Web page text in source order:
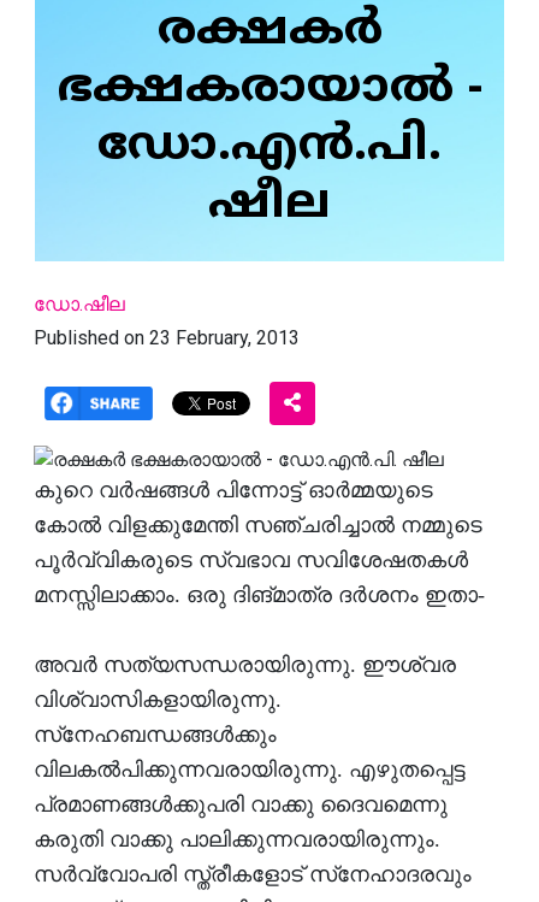
രക്ഷകര്‍
ഭക്ഷകരായാല്‍ -
ഡോ.എന്‍.പി.
ഷീല
ഡോ.ഷീല
Published on 23 February, 2013
കുറെ വര്‍ഷങ്ങള്‍ പിന്നോട്ട് ഓര്‍മ്മയുടെ
കോല്‍ വിളക്കുമേന്തി സഞ്ചരിച്ചാല്‍ നമ്മുടെ
പൂര്‍വ്വികരുടെ സ്വഭാവ സവിശേഷതകള്‍
മനസ്സിലാക്കാം. ഒരു ദിങ്മാത്ര ദര്‍ശനം ഇതാ-
അവര്‍ സത്യസന്ധരായിരുന്നു. ഈശ്വര
വിശ്വാസികളായിരുന്നു.
സ്‌നേഹബന്ധങ്ങള്‍ക്കും
വിലകല്‍പിക്കുന്നവരായിരുന്നു. എഴുതപ്പെട്ട
പ്രമാണങ്ങള്‍ക്കുപരി വാക്കു ദൈവമെന്നു
കരുതി വാക്കു പാലിക്കുന്നവരായിരുന്നും.
സര്‍വ്വോപരി സ്ത്രീകളോട് സ്‌നേഹാദരവും